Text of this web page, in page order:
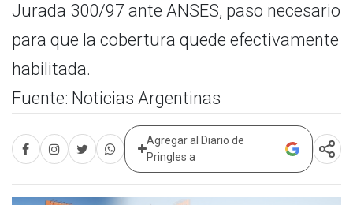
Jurada 300/97 ante ANSES, paso necesario
para que la cobertura quede efectivamente
habilitada.
Fuente: Noticias Argentinas
Agregar al Diario de
Pringles a